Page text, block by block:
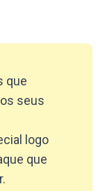
que
seus
logo
que